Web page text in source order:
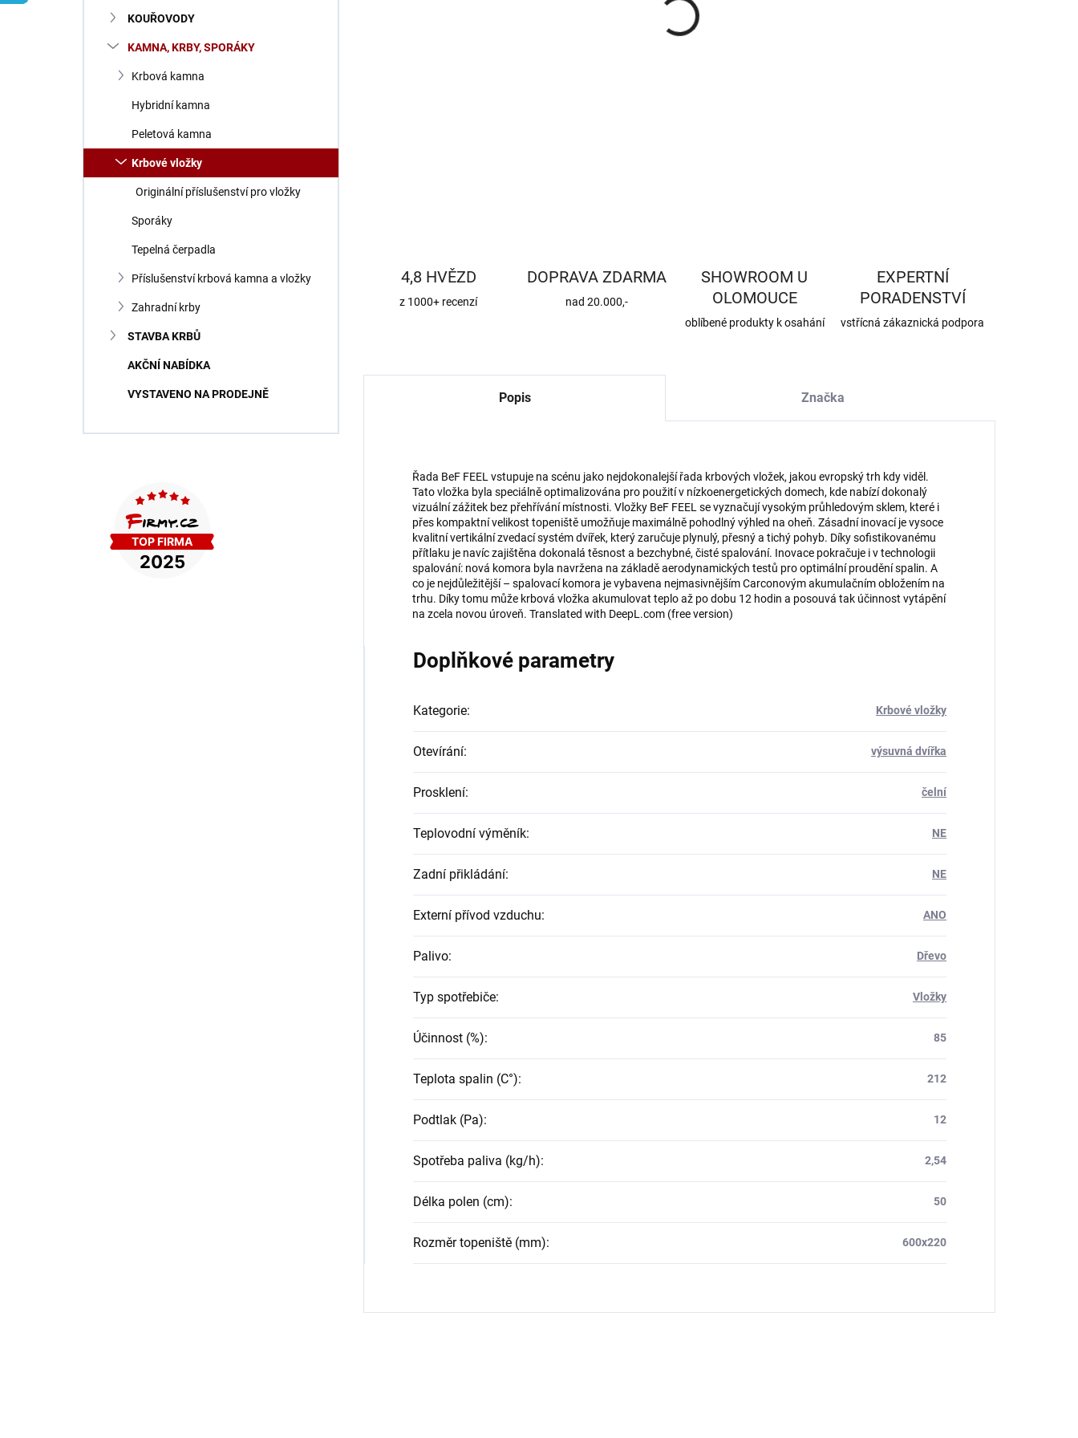
KOUŘOVODY
KAMNA, KRBY, SPORÁKY
Krbová kamna
Hybridní kamna
Peletová kamna
Krbové vložky
Originální příslušenství pro vložky
Sporáky
Tepelná čerpadla
Příslušenství krbová kamna a vložky
Zahradní krby
STAVBA KRBŮ
AKČNÍ NABÍDKA
VYSTAVENO NA PRODEJNĚ
4,8 HVĚZD
z 1000+ recenzí
DOPRAVA ZDARMA
nad 20.000,-
SHOWROOM U
OLOMOUCE
oblíbené produkty k osahání
EXPERTNÍ
PORADENSTVÍ
vstřícná zákaznická podpora
Popis Značka
Řada BeF FEEL vstupuje na scénu jako nejdokonalejší řada krbových vložek, jakou evropský trh kdy viděl.
Tato vložka byla speciálně optimalizována pro použití v nízkoenergetických domech, kde nabízí dokonalý
vizuální zážitek bez přehřívání místnosti. Vložky BeF FEEL se vyznačují vysokým průhledovým sklem, které i
přes kompaktní velikost topeniště umožňuje maximálně pohodlný výhled na oheň. Zásadní inovací je vysoce
kvalitní vertikální zvedací systém dvířek, který zaručuje plynulý, přesný a tichý pohyb. Díky sofistikovanému
přítlaku je navíc zajištěna dokonalá těsnost a bezchybné, čisté spalování. Inovace pokračuje i v technologii
spalování: nová komora byla navržena na základě aerodynamických testů pro optimální proudění spalin. A
co je nejdůležitější – spalovací komora je vybavena nejmasivnějším Carconovým akumulačním obložením na
trhu. Díky tomu může krbová vložka akumulovat teplo až po dobu 12 hodin a posouvá tak účinnost vytápění
na zcela novou úroveň. Translated with DeepL.com (free version)
Doplňkové parametry
Kategorie: Krbové vložky
Otevírání: výsuvná dvířka
Prosklení: čelní
Teplovodní výměník: NE
Zadní přikládání: NE
Externí přívod vzduchu: ANO
Palivo: Dřevo
Typ spotřebiče: Vložky
Účinnost (%): 85
Teplota spalin (C°): 212
Podtlak (Pa): 12
Spotřeba paliva (kg/h): 2,54
Délka polen (cm): 50
Rozměr topeniště (mm): 600x220